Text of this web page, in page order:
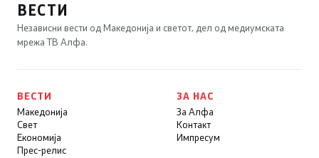
ВЕСТИ
Независни вести од Македонија и светот, дел од медиумската
мрежа ТВ Алфа.
ВЕСТИ
Македонија
Свет
Економија
Прес-релис
ЗА НАС
За Алфа
Контакт
Импресум